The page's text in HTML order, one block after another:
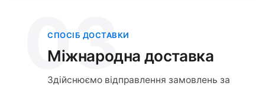
03
СПОСІБ ДОСТАВКИ
Міжнародна доставка
Здійснюємо відправлення замовлень за